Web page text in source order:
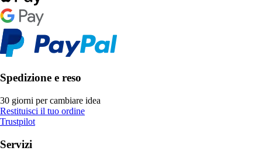
Spedizione e reso
30 giorni per cambiare idea
Restituisci il tuo ordine
Trustpilot
Servizi